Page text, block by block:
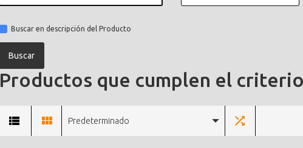
Buscar en descripción del Producto
Productos que cumplen el
Predeterminado